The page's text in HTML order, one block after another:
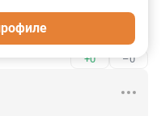
водных
+0 –0